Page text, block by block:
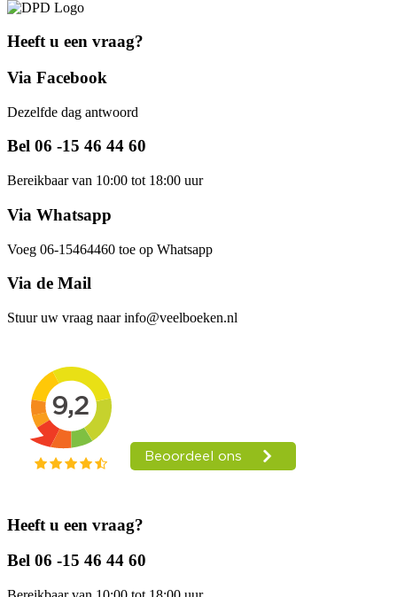
Heeft u een vraag?
Via Facebook
Dezelfde dag antwoord
Bel 06 -15 46 44 60
Bereikbaar van 10:00 tot 18:00 uur
Via Whatsapp
Voeg 06-15464460 toe op Whatsapp
Via de Mail
Stuur uw vraag naar info@veelboeken.nl
Heeft u een vraag?
Bel 06 -15 46 44 60